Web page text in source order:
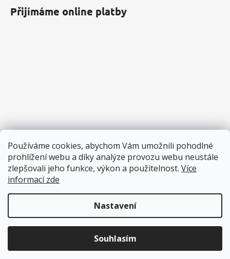
Používáme cookies, abychom Vám umožnili pohodlné
prohlížení webu a díky analýze provozu webu neustále
zlepšovali jeho funkce, výkon a použitelnost. Více
informací zde
Nastavení
Souhlasím
Přijímáme online platby
Copyright 2026Pěnové hračky. Všechna práva vyhrazena.
Upravit nastavení cookies
Přihlas se do Pěníkova Klubu